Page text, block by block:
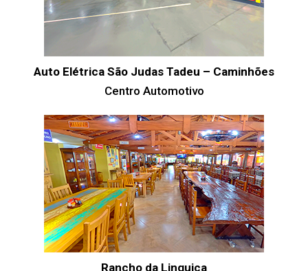
Auto Elétrica São Judas Tadeu – Caminhões
Centro Automotivo
Rancho da Linguiça